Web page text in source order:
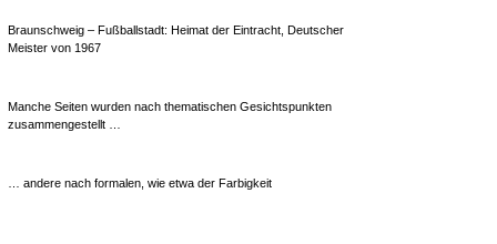
Braunschweig – Fußballstadt: Heimat der Eintracht, Deutscher
Meister von 1967
Manche Seiten wurden nach thematischen Gesichtspunkten
zusammengestellt …
… andere nach formalen, wie etwa der Farbigkeit